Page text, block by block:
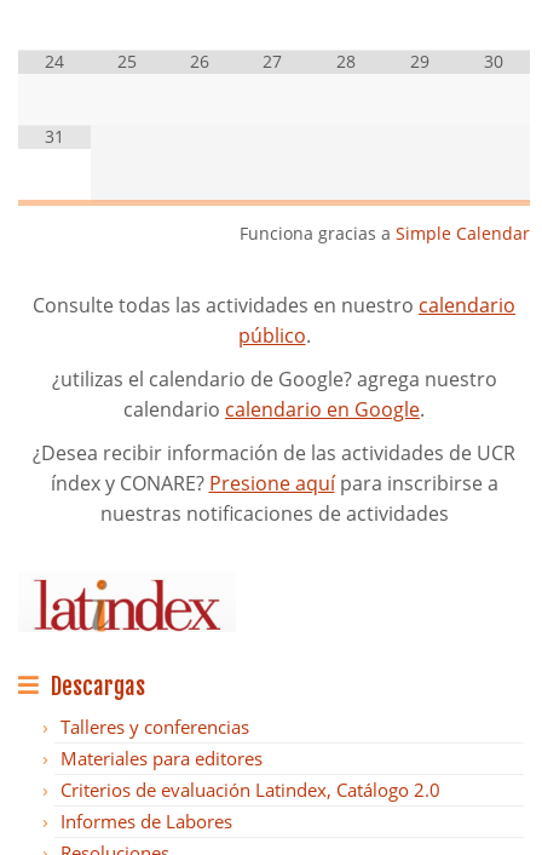
24 25 26 27 28 29 30
31
Funciona gracias a Simple Calendar
Consulte todas las actividades en nuestro calendario
público.
¿utilizas el calendario de Google? agrega nuestro
calendario calendario en Google.
¿Desea recibir información de las actividades de UCR
índex y CONARE? Presione aquípara inscribirse a
nuestras notificaciones de actividades
Descargas
Talleres y conferencias
Materiales para editores
Criterios de evaluación Latindex, Catálogo 2.0
Informes de Labores